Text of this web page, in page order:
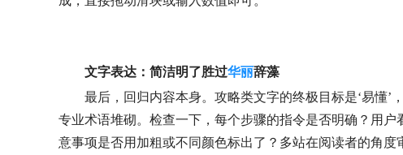
文字表达：简洁明了胜过华丽辞藻
最后，回归内容本身。攻略类文字的终极目标是‘易懂’
专业术语堆砌。检查一下，每个步骤的指令是否明确？用
意事项是否用加粗或不同颜色标出了？多站在阅读者的角